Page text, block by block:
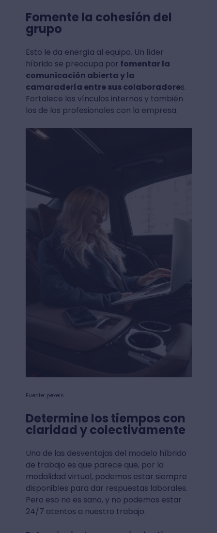
Fomente la cohesión del
grupo
Esto le da energía al equipo. Un líder
híbrido se preocupa por fomentar la
comunicación abierta y la
camaradería entre sus colaboradores.
Fortalece los vínculos internos y también
los de los profesionales con la empresa.
Fuente: pexels
Determine los tiempos con
claridad y colectivamente
Una de las desventajas del modelo híbrido
de trabajo es que parece que, por la
modalidad virtual, podemos estar siempre
disponibles para dar respuestas laborales.
Pero eso no es sano, y no podemos estar
24/7 atentos a nuestro trabajo.